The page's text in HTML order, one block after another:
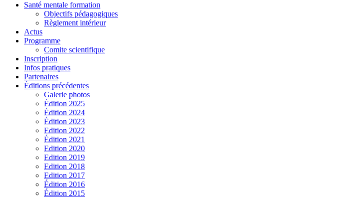
Santé mentale formation
Objectifs pédagogiques
Règlement intérieur
Actus
Programme
Comite scientifique
Inscription
Infos pratiques
Partenaires
Éditions précédentes
Galerie photos
Édition 2025
Édition 2024
Édition 2023
Edition 2022
Édition 2021
Edition 2020
Edition 2019
Edition 2018
Edition 2017
Édition 2016
Édition 2015